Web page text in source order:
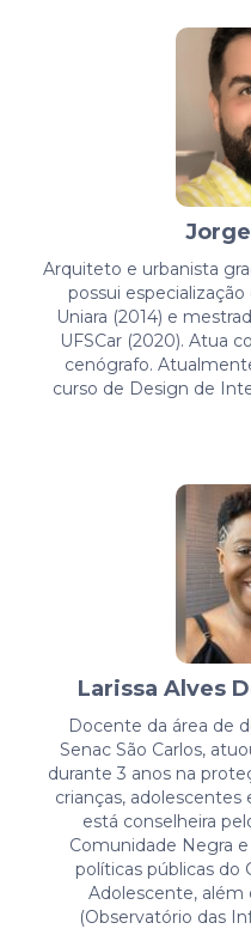
Arquiteto e urbanista
possui
Uniara (2014) e
UFSCar (2020). Atua
cenógrafo.
curso de Design de
Larissa Alves
Docente da área de
Senac São Carlos,
durante 3 anos na
crianças,
está conselheira
Comunidade Negra
políticas públicas do
Adolescente,
(Observatório das